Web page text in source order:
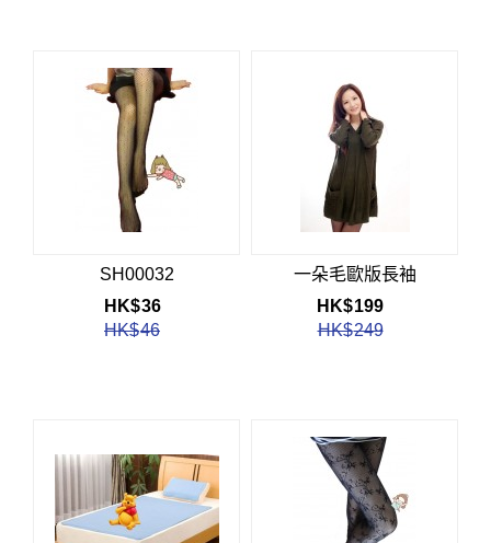
SH00032
HK$36
HK$46
一朵毛歐版長袖
HK$199
HK$249